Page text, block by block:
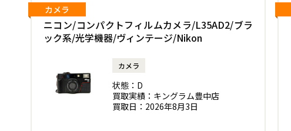
ニコン/コンパクトフィルムカメラ/L35AD2/ブラ
ック系/光学機器/ヴィンテージ/Nikon
カメラ
状態： D
買取実績： キングラム豊中店
買取日： 2026年8月3日
カメラ